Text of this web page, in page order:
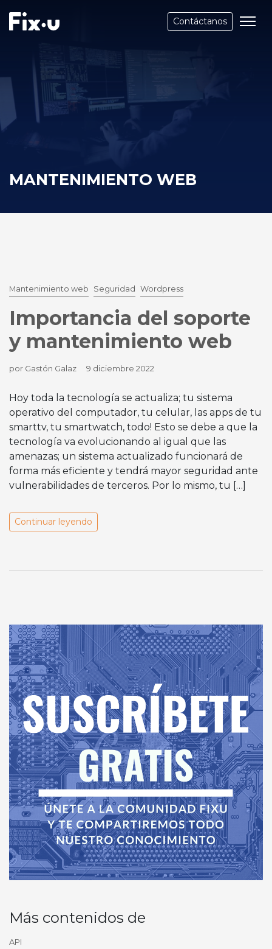
Contáctanos
MANTENIMIENTO WEB
Mantenimiento web Seguridad Wordpress
Importancia del soporte
y mantenimiento web
por Gastón Galaz 9 diciembre 2022
Hoy toda la tecnología se actualiza; tu sistema
operativo del computador, tu celular, las apps de tu
smarttv, tu smartwatch, todo! Esto se debe a que la
tecnología va evolucionando al igual que las
amenazas; un sistema actualizado funcionará de
forma más eficiente y tendrá mayor seguridad ante
vulnerabilidades de terceros. Por lo mismo, tu […]
Continuar leyendo
Más contenidos de
API